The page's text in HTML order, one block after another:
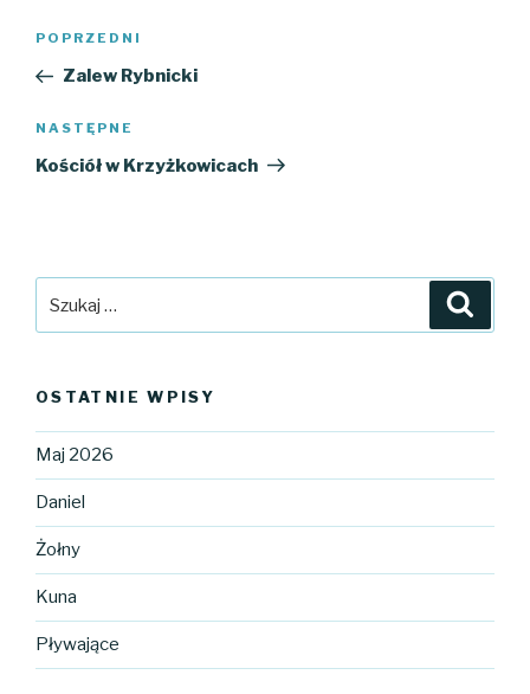
Poprzedni
wpis
POPRZEDNI
Zalew Rybnicki
Następny
wpis
NASTĘPNE
Kościół w Krzyżkowicach
OSTATNIE WPISY
Maj 2026
Daniel
Żołny
Kuna
Pływające